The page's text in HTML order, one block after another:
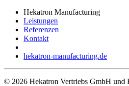
Hekatron Manufacturing
Leistungen
Referenzen
Kontakt
hekatron-manufacturing.de
© 2026 Hekatron Vertriebs GmbH und